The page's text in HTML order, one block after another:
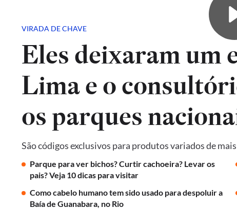
VIRADA DE CHAVE
Eles deixaram um
Lima e o
os parques
São códigos exclusivos para produtos variados de
Parque para ver bichos? Curtir cachoeira? Levar os
pais? Veja 10 dicas para visitar
Como cabelo humano tem sido usado para despoluir a
Baía de Guanabara, no Rio